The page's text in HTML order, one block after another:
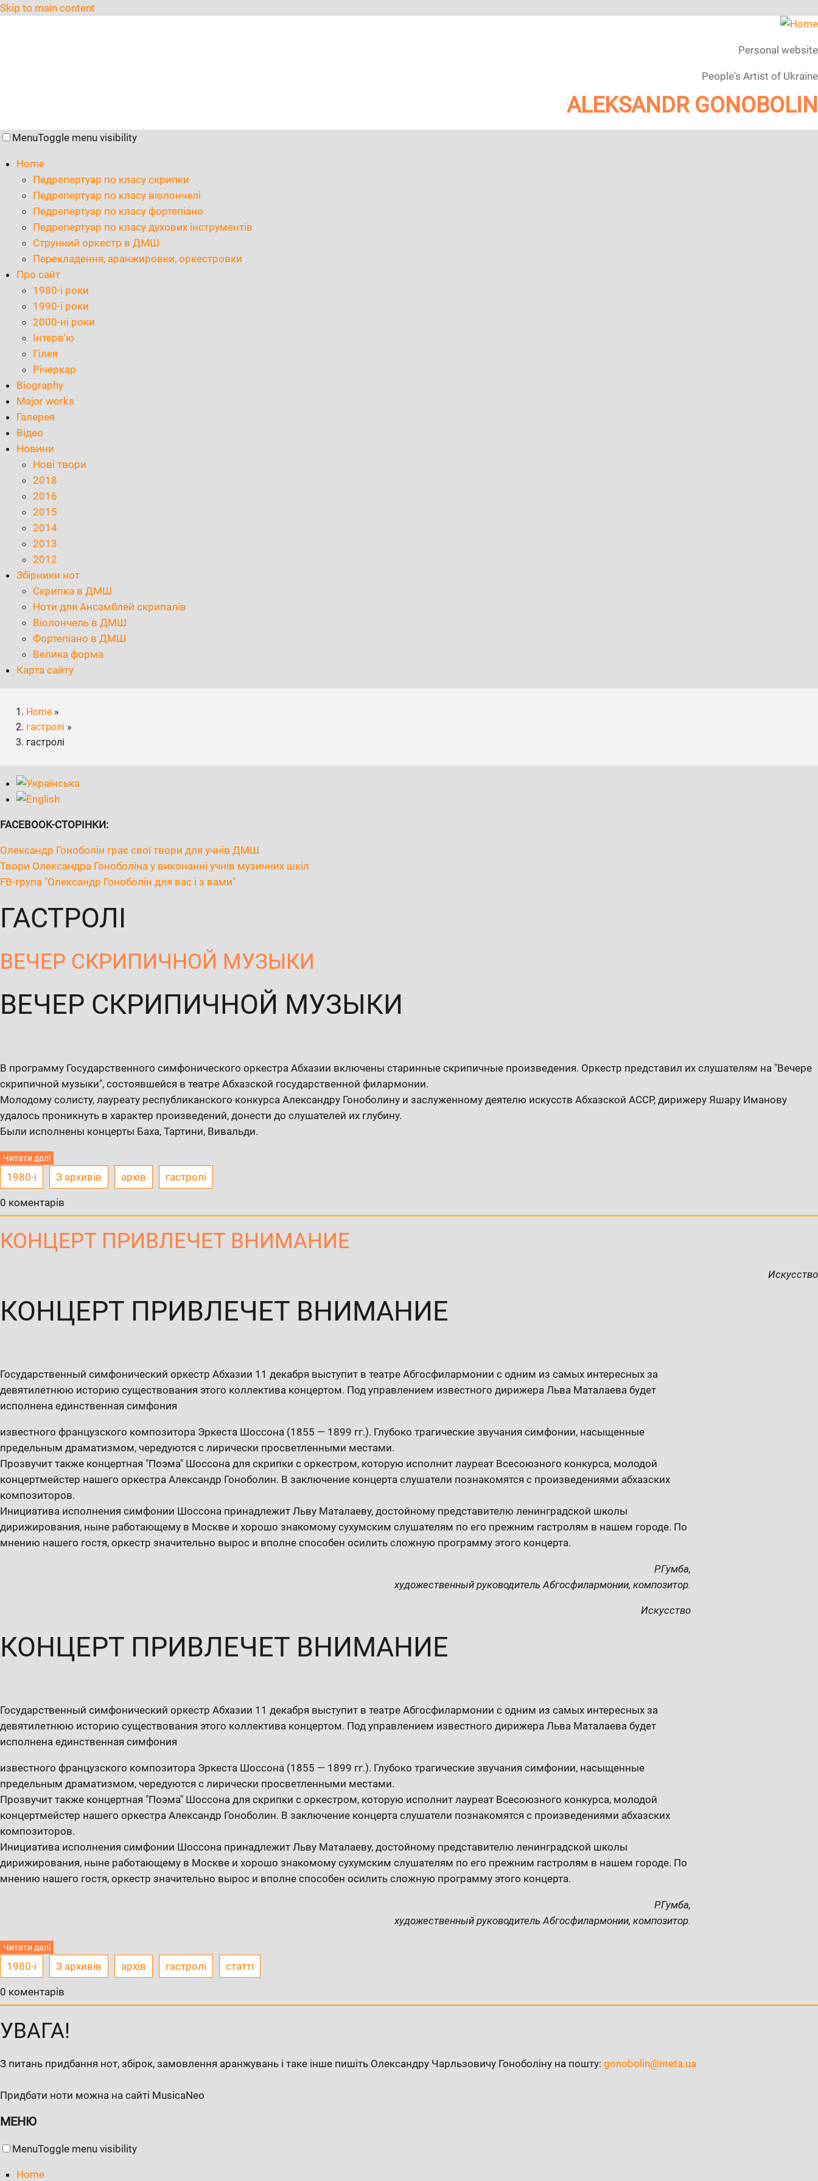
Skip to main content
Personal website
People's Artist of Ukraine
ALEKSANDR GONOBOLIN
MenuToggle menu visibility
Home
Педрепертуар по класу скрипки
Педрепертуар по класу віолончелі
Педрепертуар по класу фортепіано
Педрепертуар по класу духових інструментів
Струнний оркестр в ДМШ
Перекладення, аранжировки, оркестровки
Про сайт
1980-і роки
1990-і роки
2000-ні роки
Інтерв'ю
Гілея
Річеркар
Biography
Major works
Галерея
Відео
Новини
Нові твори
2018
2016
2015
2014
2013
2012
Збірники нот
Скрипка в ДМШ
Ноти для Ансамблей скрипалів
Віолончель в ДМШ
Фортепіано в ДМШ
Велика форма
Карта сайту
Home»
гастролі »
гастролі
FACEBOOK-СТОРІНКИ:
Олександр Гоноболін грає свої твори для учнів ДМШ
Твори Олександра Гоноболіна у виконанні учнів музичних шкіл
FB-група "Олександр Гоноболін для вас і з вами"
ГАСТРОЛІ
ВЕЧЕР СКРИПИЧНОЙ МУЗЫКИ
ВЕЧЕР СКРИПИЧНОЙ МУЗЫКИ
В программу Государственного симфонического оркестра Абхазии включены старинные скрипичные произведения. Оркестр представил их слушателям на "Вечере
скрипичной музыки", состоявшейся в театре Абхазской государственной филармонии.
Молодому солисту, лауреату республиканского конкурса Александру Гоноболину и заслуженному деятелю искусств Абхазской АССР, дирижеру Яшару Иманову
удалось проникнуть в характер произведений, донести до слушателей их глубину.
Были исполнены концерты Баха, Тартини, Вивальди.
Читати далі
1980-і З архивів архів гастролі
0 коментарів
КОНЦЕРТ ПРИВЛЕЧЕТ ВНИМАНИЕ
Искусство
КОНЦЕРТ ПРИВЛЕЧЕТ ВНИМАНИЕ
Государственный симфонический оркестр Абхазии 11 декабря выступит в театре Абгосфилармонии с одним из самых интересных за
девятилетнюю историю существования этого коллектива концертом. Под управлением известного дирижера Льва Маталаева будет
исполнена единственная симфония
известного французского композитора Эркеста Шоссона (1855 — 1899 гг.). Глубоко трагические звучания симфонии, насыщенные
предельным драматизмом, чередуются с лирически просветленными местами.
Прозвучит также концертная "Поэма" Шоссона для скрипки с оркестром, которую исполнит лауреат Всесоюзного конкурса, молодой
концертмейстер нашего оркестра Александр Гоноболин. В заключение концерта слушатели познакомятся с произведениями абхазских
композиторов.
Инициатива исполнения симфонии Шоссона принадлежит Льву Маталаеву, достойному представителю ленинградской школы
дирижирования, ныне работающему в Москве и хорошо знакомому сухумским слушателям по его прежним гастролям в нашем городе. По
мнению нашего гостя, оркестр значительно вырос и вполне способен осилить сложную программу этого концерта.
Р.Гумба,
художественный руководитель Абгосфилармонии, композитор.
Искусство
КОНЦЕРТ ПРИВЛЕЧЕТ ВНИМАНИЕ
Государственный симфонический оркестр Абхазии 11 декабря выступит в театре Абгосфилармонии с одним из самых интересных за
девятилетнюю историю существования этого коллектива концертом. Под управлением известного дирижера Льва Маталаева будет
исполнена единственная симфония
известного французского композитора Эркеста Шоссона (1855 — 1899 гг.). Глубоко трагические звучания симфонии, насыщенные
предельным драматизмом, чередуются с лирически просветленными местами.
Прозвучит также концертная "Поэма" Шоссона для скрипки с оркестром, которую исполнит лауреат Всесоюзного конкурса, молодой
концертмейстер нашего оркестра Александр Гоноболин. В заключение концерта слушатели познакомятся с произведениями абхазских
композиторов.
Инициатива исполнения симфонии Шоссона принадлежит Льву Маталаеву, достойному представителю ленинградской школы
дирижирования, ныне работающему в Москве и хорошо знакомому сухумским слушателям по его прежним гастролям в нашем городе. По
мнению нашего гостя, оркестр значительно вырос и вполне способен осилить сложную программу этого концерта.
Р.Гумба,
художественный руководитель Абгосфилармонии, композитор.
Читати далі
1980-і З архивів архів гастролі статті
0 коментарів
УВАГА!
З питань придбання нот, збірок, замовлення аранжувань і таке інше пишіть Олександру Чарльзовичу Гоноболіну на пошту: gonobolin@meta.ua
Придбати ноти можна на сайті MusicaNeo
МЕНЮ
MenuToggle menu visibility
Home